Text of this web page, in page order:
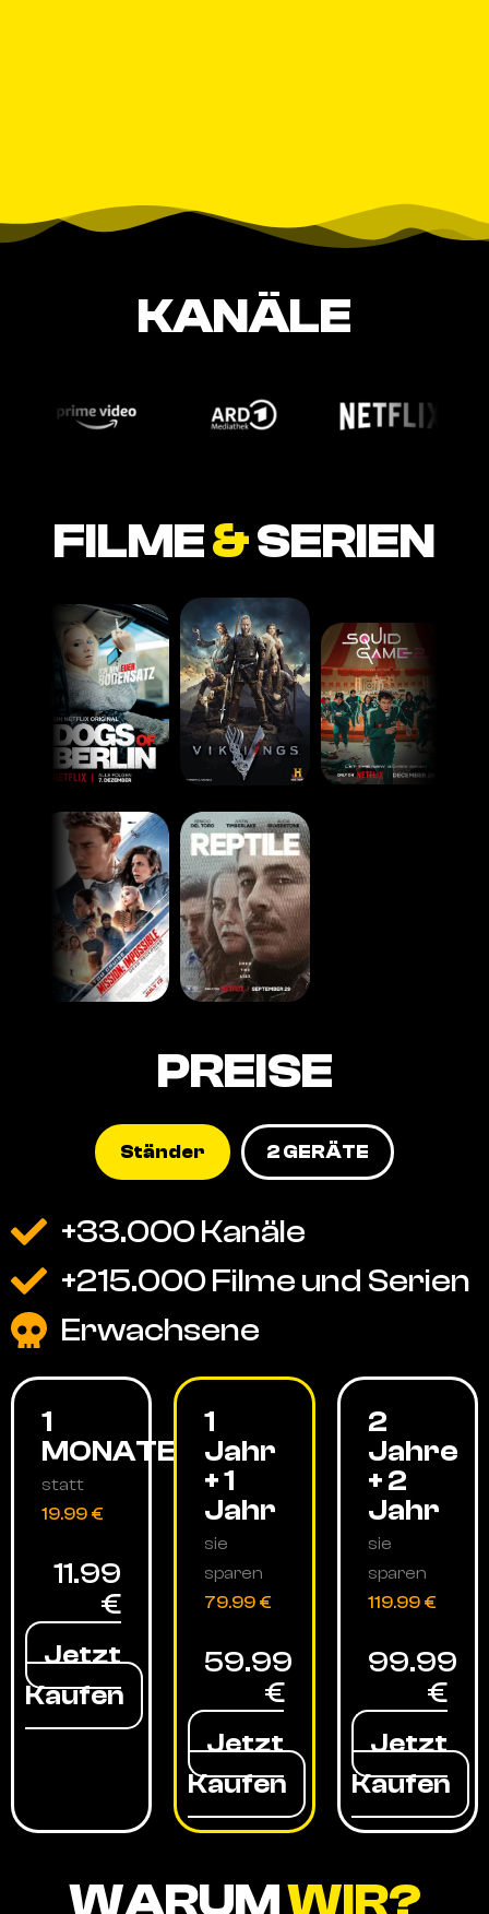
KANÄLE
FILME&SERIEN
PREISE
Ständer 2 GERÄTE
+33.000 Kanäle
+215.000 Filme und Serien
Erwachsene
1
MONATE
statt
19.99 €
11.99
€
Jetzt
Kaufen
1
Jahr
+ 1
Jahr
sie
sparen
79.99 €
59.99
€
Jetzt
Kaufen
2
Jahre
+ 2
Jahr
sie
sparen
119.99 €
99.99
€
Jetzt
Kaufen
WARUMWIR?